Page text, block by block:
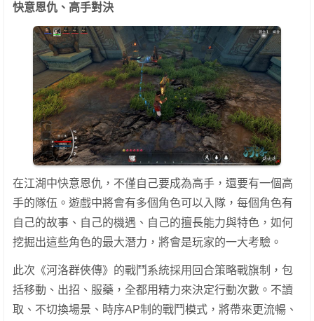
快意恩仇、高手對決
在江湖中快意恩仇，不僅自己要成為高手，還要有一個高
手的隊伍。遊戲中將會有多個角色可以入隊，每個角色有
自己的故事、自己的機遇、自己的擅長能力與特色，如何
挖掘出這些角色的最大潛力，將會是玩家的一大考驗。
此次《河洛群俠傳》的戰鬥系統採用回合策略戰旗制，包
括移動、出招、服藥，全都用精力來決定行動次數。不讀
取、不切換場景、時序AP制的戰鬥模式，將帶來更流暢、